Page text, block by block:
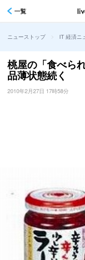
一覧
ニューストップ > IT 経済ニ
桃屋の「食べら
品薄状態続く
2010年2月27日 17時58分